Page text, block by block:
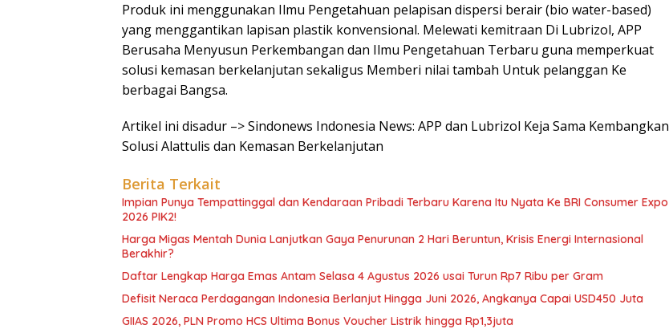
Produk ini menggunakan Ilmu Pengetahuan pelapisan dispersi berair (bio water-based)
yang menggantikan lapisan plastik konvensional. Melewati kemitraan Di Lubrizol, APP
Berusaha Menyusun Perkembangan dan Ilmu Pengetahuan Terbaru guna memperkuat
solusi kemasan berkelanjutan sekaligus Memberi nilai tambah Untuk pelanggan Ke
berbagai Bangsa.
Artikel ini disadur –> Sindonews Indonesia News: APP dan Lubrizol Keja Sama Kembangkan
Solusi Alattulis dan Kemasan Berkelanjutan
Berita Terkait
Impian Punya Tempattinggal dan Kendaraan Pribadi Terbaru Karena Itu Nyata Ke BRI Consumer Expo
2026 PIK2!
Harga Migas Mentah Dunia Lanjutkan Gaya Penurunan 2 Hari Beruntun, Krisis Energi Internasional
Berakhir?
Daftar Lengkap Harga Emas Antam Selasa 4 Agustus 2026 usai Turun Rp7 Ribu per Gram
Defisit Neraca Perdagangan Indonesia Berlanjut Hingga Juni 2026, Angkanya Capai USD450 Juta
GIIAS 2026, PLN Promo HCS Ultima Bonus Voucher Listrik hingga Rp1,3juta